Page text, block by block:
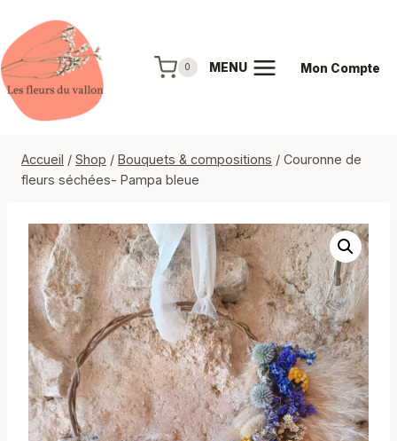
au
contenu
0 MENU Mon Compte
Accueil / Shop / Bouquets & compositions / Couronne de
fleurs séchées- Pampa bleue